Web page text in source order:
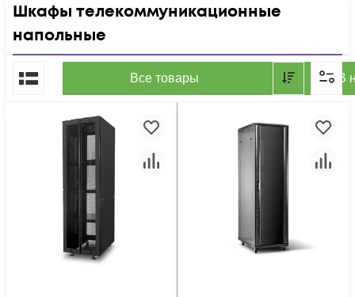
Шкафы телекоммуникационные
напольные
Все товары В
По популярности